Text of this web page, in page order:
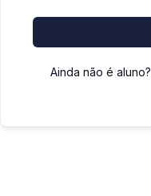
Ainda não é aluno?